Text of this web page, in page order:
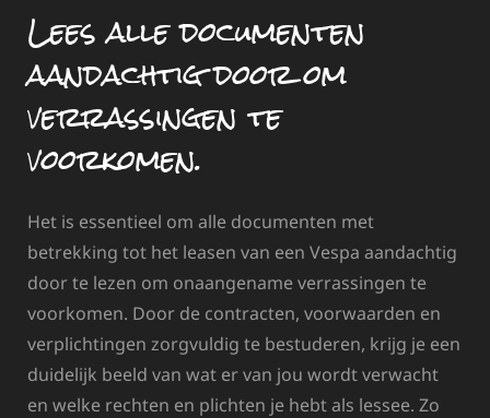
Lees alle documenten
aandachtig door om
verrassingen te
voorkomen.
Het is essentieel om alle documenten met
betrekking tot het leasen van een Vespa aandachtig
door te lezen om onaangename verrassingen te
voorkomen. Door de contracten, voorwaarden en
verplichtingen zorgvuldig te bestuderen, krijg je een
duidelijk beeld van wat er van jou wordt verwacht
en welke rechten en plichten je hebt als lessee. Zo